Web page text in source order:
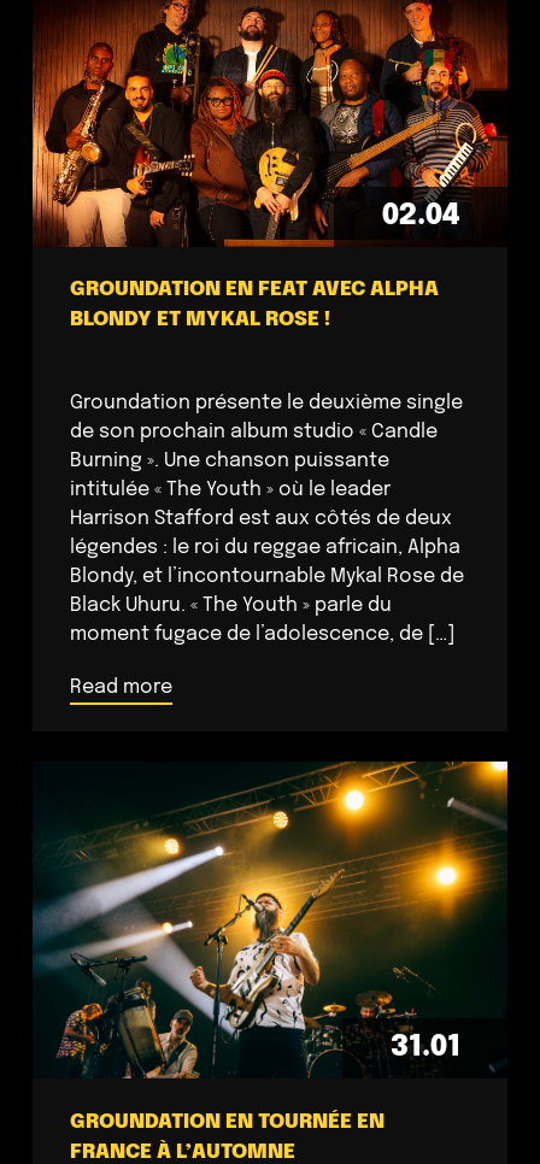
02.04
GROUNDATION EN FEAT AVEC ALPHA
BLONDY ET MYKAL ROSE !
Groundation présente le deuxième single
de son prochain album studio « Candle
Burning ». Une chanson puissante
intitulée « The Youth » où le leader
Harrison Stafford est aux côtés de deux
légendes : le roi du reggae africain, Alpha
Blondy, et l’incontournable Mykal Rose de
Black Uhuru. « The Youth » parle du
moment fugace de l’adolescence, de […]
Read more
31.01
GROUNDATION EN TOURNÉE EN
FRANCE À L’AUTOMNE